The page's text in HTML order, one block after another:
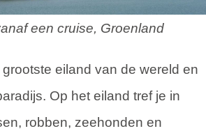
een cruise, Groenland
grootste eiland van de wereld en
Op het eiland tref je in
robben, zeehonden en